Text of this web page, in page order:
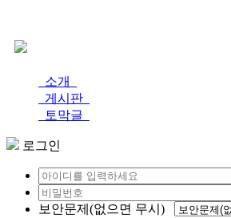
소개
게시판
토막글
로그인
보안문제(없으면 무시)